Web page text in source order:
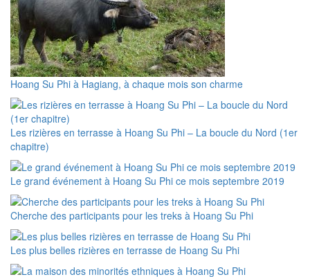
Hoang Su Phi à Hagiang, à chaque mois son charme
Les rizières en terrasse à Hoang Su Phi – La boucle du Nord (1er
chapitre)
Le grand événement à Hoang Su Phi ce mois septembre 2019
Cherche des participants pour les treks à Hoang Su Phi
Les plus belles rizières en terrasse de Hoang Su Phi